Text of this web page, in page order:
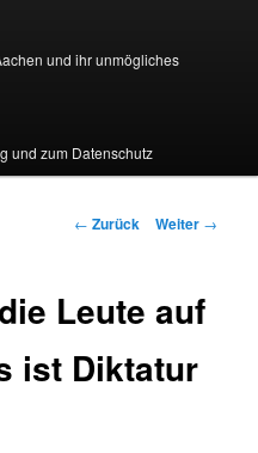
und ihr unmögliches
und zum Datenschutz
Beitragsnavigation
← Zurück Weiter →
Leute auf
ist Diktatur